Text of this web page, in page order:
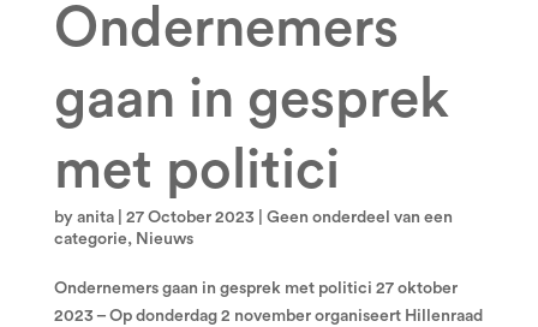
Ondernemers
gaan in gesprek
met politici
by anita| 27 October 2023
Geen onderdeel van een
categorie, Nieuws
Ondernemers gaan in gesprek met politici 27 oktober
2023 – Op donderdag 2 november organiseert Hillenraad